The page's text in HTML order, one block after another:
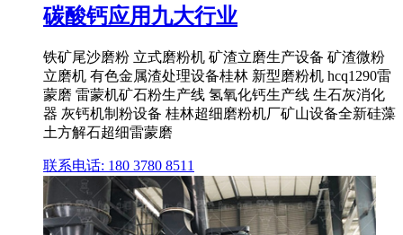
碳酸钙应用九大行业
铁矿尾沙磨粉 立式磨粉机 矿渣立磨生产设备 矿渣微粉
立磨机 有色金属渣处理设备桂林 新型磨粉机 hcq1290雷
蒙磨 雷蒙机矿石粉生产线 氢氧化钙生产线 生石灰消化
器 灰钙机制粉设备 桂林超细磨粉机厂矿山设备全新硅藻
土方解石超细雷蒙磨
联系电话: 180 3780 8511